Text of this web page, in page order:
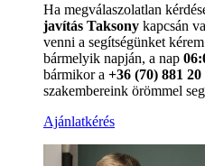
Ha megválaszolatlan
javítás Taksony kapcsán
venni a segítségünket
bármelyik napján, a nap
bármikor a +36 (70) 881 20
szakembereink örömmel
Ajánlatkérés